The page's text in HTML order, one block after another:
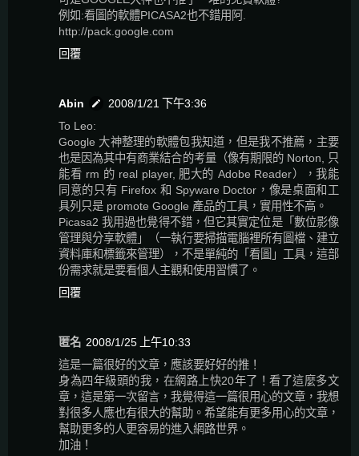
例如:看圖的軟體PICASA2也不錯用阿.
http://pack.google.com
回覆
Abin
2008/1/21 下午3:36
To Leo:
Google 大神整理的軟體包我知道，但是我不推薦，主要
也是因為其中有商業結合的考量（像有期限的 Norton, 只
能看 rm 的 real player, 肥大的 Adobe Reader），我能
同意的只有 Firefox 和 Spyware Doctor，像是桌面和工
具列只是 promote Google 產品的工具，實用性不高。
Picasa2 我用過也覺得不錯，但它其實定位是「數位影像
管理與分享軟體」（一執行要掃描電腦裡所有圖檔、建立
資料庫和標籤來管理），不是單純的「看圖」工具，這部
份需求就是要看個人主觀和使用習慣了。
回覆
匿名 2008/1/25 上午10:33
這是一篇很好的文章，應該要好好的推！
身為四年級頭的我，在網路上快20年了！看了這麼多文
章，這是第一次留言，我覺得這一篇很用心的文章，我想
對很多人應也有很大的幫助。希望能有更多用心的文章，
幫助更多的人更容易的進入網路世界。
加油！